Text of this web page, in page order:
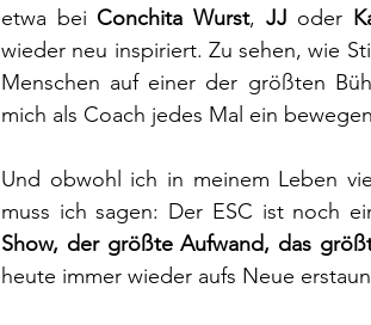
etwa bei Conchita Wurst, JJ oder
wieder neu inspiriert. Zu sehen, wie
Menschen auf einer der größten
mich als Coach jedes Mal ein
Und obwohl ich in meinem Leben
muss ich sagen: Der ESC ist noch
Show, der größte Aufwand, das
heute immer wieder aufs Neue